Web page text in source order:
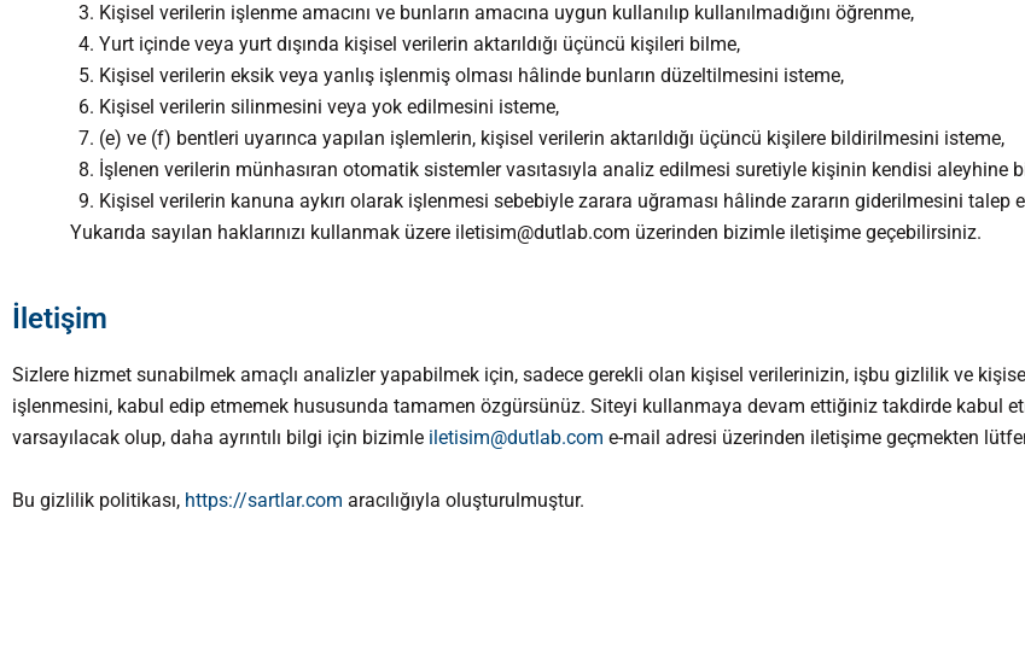
Kişisel verilerin işlenme amacını ve bunların amacına uygun kullanılıp kullanılmadığını öğrenme,
Yurt içinde veya yurt dışında kişisel verilerin aktarıldığı üçüncü kişileri bilme,
Kişisel verilerin eksik veya yanlış işlenmiş olması hâlinde bunların düzeltilmesini isteme,
Kişisel verilerin silinmesini veya yok edilmesini isteme,
(e) ve (f) bentleri uyarınca yapılan işlemlerin, kişisel verilerin aktarıldığı üçüncü kişilere bildirilmesini isteme,
İşlenen verilerin münhasıran otomatik sistemler vasıtasıyla analiz edilmesi suretiyle kişinin kendisi aleyhine
Kişisel verilerin kanuna aykırı olarak işlenmesi sebebiyle zarara uğraması hâlinde zararın giderilmesini talep
Yukarıda sayılan haklarınızı kullanmak üzere iletisim@dutlab.com üzerinden bizimle iletişime geçebilirsiniz.
İletişim
Sizlere hizmet sunabilmek amaçlı analizler yapabilmek için, sadece gerekli olan kişisel verilerinizin, işbu gizlilik ve
işlenmesini, kabul edip etmemek hususunda tamamen özgürsünüz. Siteyi kullanmaya devam ettiğiniz takdirde kabul
varsayılacak olup, daha ayrıntılı bilgi için bizimle iletisim@dutlab.com e-mail adresi üzerinden iletişime geçmekten
Bu gizlilik politikası, https://sartlar.com aracılığıyla oluşturulmuştur.